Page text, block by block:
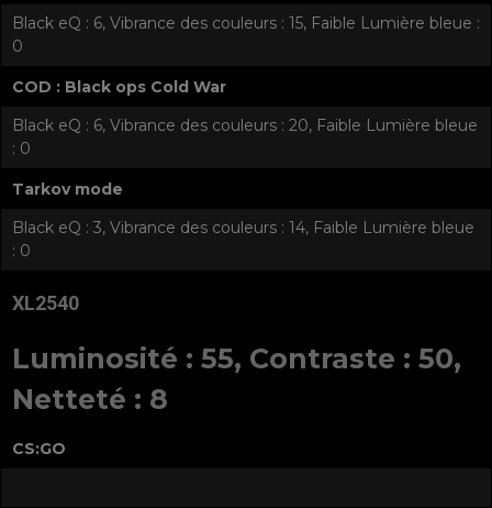
Black eQ : 6, Vibrance des couleurs : 15, Faible Lumière bleue :
0
COD : Black ops Cold War
Black eQ : 6, Vibrance des couleurs : 20, Faible Lumière bleue
: 0
Tarkov mode
Black eQ : 3, Vibrance des couleurs : 14, Faible Lumière bleue
: 0
XL2540
Luminosité : 55, Contraste : 50,
Netteté : 8
CS:GO